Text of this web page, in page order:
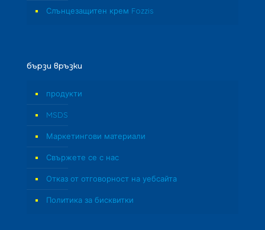
Слънцезащитен крем Fozzis
бързи връзки
продукти
MSDS
Маркетингови материали
Свържете се с нас
Отказ от отговорност на уебсайта
Политика за бисквитки